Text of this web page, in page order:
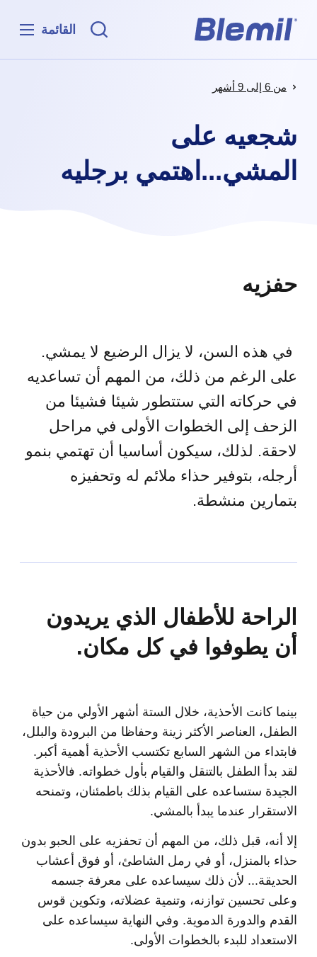
القائمة
من 6 إلى 9 أشهر
شجعيه على
المشي...اهتمي برجليه
حفزيه
في هذه السن، لا يزال الرضيع لا يمشي.
على الرغم من ذلك، من المهم أن تساعديه
في حركاته التي ستتطور شيئا فشيئا من
الزحف إلى الخطوات الأولى في مراحل
لاحقة. لذلك، سيكون أساسيا أن تهتمي بنمو
أرجله، بتوفير حذاء ملائم له وتحفيزه
بتمارين منشطة.
الراحة للأطفال الذي يريدون
أن يطوفوا في كل مكان.
بينما كانت الأحذية، خلال الستة أشهر الأولي من حياة
الطفل، العناصر الأكثر زينة وحفاظا من البرودة والبلل،
فابتداء من الشهر السابع تكتسب الأحذية أهمية أكبر.
لقد بدأ الطفل بالتنقل والقيام بأول خطواته. فالأحذية
الجيدة ستساعده على القيام بذلك باطمئنان، وتمنحه
الاستقرار عندما يبدأ بالمشي.
إلا أنه، قبل ذلك، من المهم أن تحفزيه على الحبو بدون
حذاء بالمنزل، أو في رمل الشاطئ، أو فوق أعشاب
الحديقة... لأن ذلك سيساعده على معرفة جسمه
وعلى تحسين توازنه، وتنمية عضلاته، وتكوين قوس
القدم والدورة الدموية. وفي النهاية سيساعده على
الاستعداد للبدء بالخطوات الأولى.